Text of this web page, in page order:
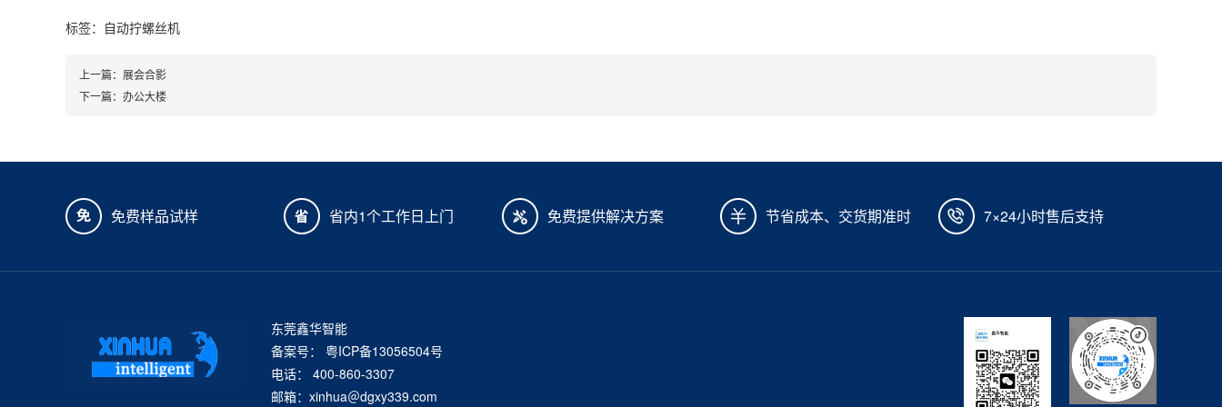
标签： 自动拧螺丝机
上一篇： 展会合影
下一篇： 办公大楼
免费样品试样 省内1个工作日上门 免费提供解决方案 节省成本、交货期准时 7×24小时售后支持
东莞鑫华智能
备案号： 粤ICP备13056504号
电话： 400-860-3307
邮箱：xinhua＠dgxy339.com